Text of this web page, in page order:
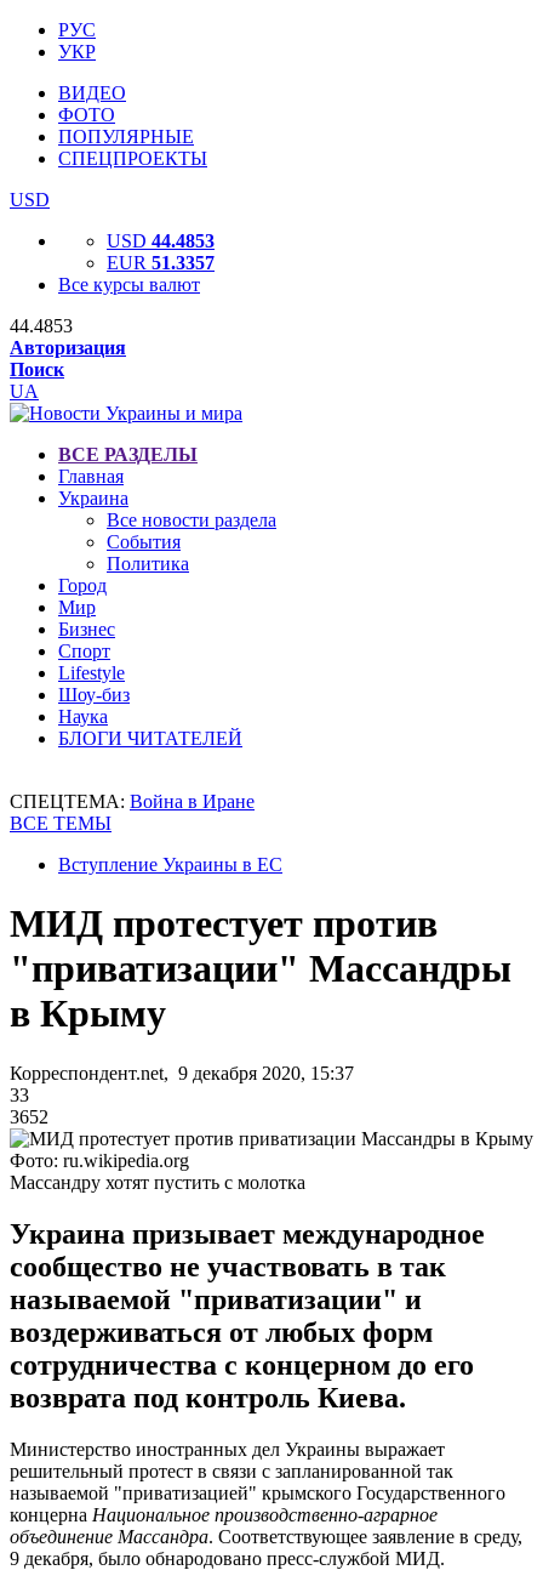
РУС
УКР
ВИДЕО
ФОТО
ПОПУЛЯРНЫЕ
СПЕЦПРОЕКТЫ
USD
USD 44.4853
EUR 51.3357
Все курсы валют
44.4853
Авторизация
Поиск
UA
ВСЕ РАЗДЕЛЫ
Главная
Украина
Все новости раздела
События
Политика
Город
Мир
Бизнес
Спорт
Lifestyle
Шоу-биз
Наука
БЛОГИ ЧИТАТЕЛЕЙ
СПЕЦТЕМА: Война в Иране
ВСЕ ТЕМЫ
Вступление Украины в ЕС
МИД протестует против
"приватизации" Массандры
в Крыму
Корреспондент.net, 9 декабря 2020, 15:37
33
3652
Фото: ru.wikipedia.org
Массандру хотят пустить с молотка
Украина призывает международное
сообщество не участвовать в так
называемой "приватизации" и
воздерживаться от любых форм
сотрудничества с концерном до его
возврата под контроль Киева.
Министерство иностранных дел Украины выражает
решительный протест в связи с запланированной так
называемой "приватизацией" крымского Государственного
концерна Национальное производственно-аграрное
объединение Массандра. Соответствующее заявление в среду,
9 декабря, было обнародовано пресс-службой МИД.